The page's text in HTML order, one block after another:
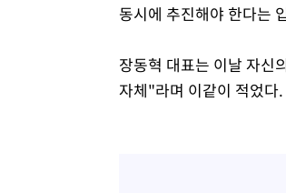
동시에 추진해야 한다는
장동혁 대표는 이날 자신
자체"라며 이같이 적었다.